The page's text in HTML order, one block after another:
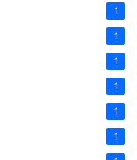
1
1
1
1
1
1